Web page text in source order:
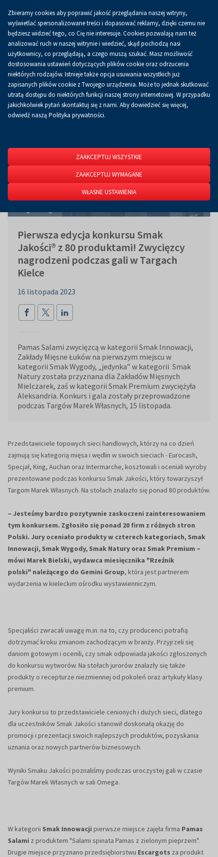
0.00 złKoszykPL
Strona główna O firmie Aktualności
Aktualności
Laureatów konkursu Smak Jakości poznaliśmy podczas gali w sali
Pierwsza edycja konkursu Smak
Jakości® z 80 produktami! Zwycięzcy
nagrodzeni podczas gali w Targach
Kielce
16 listopada 2023
Pamas Salami zwycięzcą w kategorii Smak Innowacji,
Zakłady Mięsne Łuków na pierwszym miejscu w
kategorii Smak Wygody, „jedynka” w kategorii Smak
Natury została przyznana dla Zakładów Mięsnych
Mielczarek, zaś w kategorii Smak Premium zwyciężyła
Aleksandria. Konkurs i gala zostały przeprowadzone
podczas Targów Marek Własnych, 15 listopada.
Przedstawiciele topowych sieci handlowych, którzy na co dzień
zajmują się kategorią mięsa i wędlin w swoich sieciach - Eurocash,
Specjał, King, Auchan oraz Intermarche, kosztowali i oceniali wyroby
prezentowane podczas konkursu Smak Jakości, który towarzyszył
Targom Marek Własnych. Na stołach znalazło się ponad 80 produktów.
– Jesteśmy bardzo pozytywnie zaskoczeni zainteresowaniem
tym konkursem. Zgłosiło się ponad 20 firm z różnych stron
Polski. Jury oceniało produkty w czterech kategoriach, Smak
Innowacji, Smak Wygody, Smak Natury oraz Smak Premium –
mówi Marek Bielski, wydawca miesięcznika "Rzeźnik
polski" należącego do Gemini Group, która jest partnerem
wydarzenia w kieleckim ośrodku wystawienniczym.
Specjaliści zwracali uwagę m.in. na to, czy producenci potrafią
dotrzymać kroku zmianom zachodzącym w branży. Przyjrzeli się
daniom gotowym i ocenili, czy smak odpowiada jakości zgłoszonych
do konkursu wytworów. Na stołach jurorów znalazły się także
produkty o recepturze niezmiennej od pokoleń oraz artykuły klasy
premium.
Jury konkursu to przedstawiciele cenionych i dużych sieci, dlatego
dla uczestników Smak Jakości stanowił doskonałą okazję do
promocji i prezentacji swoich najlepszych produktów, pozyskania
uznania oraz nowych partnerów biznesowych.
Wyniki Smaku Jakości poznaliśmy podczas uroczystej gali w czasie
Targów Marek Własnych w sali Omega.
W kategorii Smak Innowacji pierwsze miejsce zajęła firma Pamas
Salami z produktem "Salami spinata Pamas z zielonym pieprzem".
Drugie miejsce przyznano przedsiębiorstwu Escargots za produkt
Zbieramy cookies aby poprawić jakość przeglądania naszej witryny,
wyświetlać spersonalizowane treści i dopasować reklamy, dzięki czemu nie
będziesz widzieć tego, co Cię nie interesuje. Cookies pozwalają nam też
analizować ruch w naszej witrynie i wiedzieć, skąd pochodzą nasi
użytkownicy, co przeglądają, a czego muszą szukać. Masz możliwość
dostosowania ustawień dotyczących plików cookie oraz odrzucenia
niektórych rodzajów. Istnieje także opcja usuwania wszystkich już
zapisanych plików cookie z Twojego urządzenia. Może to jednak skutkować
utratą dostępu do niektórych funkcji naszej strony internetowej. W przypadku
jakichkolwiek pytań skontaktuj się z nami. Aby dowiedzieć się więcej,
odwiedź naszą Polityka prywatności.
ZAAKCEPTUJ WSZYSTKIE
ZAAKCEPTUJ WYMAGANE
WŁASNE USTAWIENIA